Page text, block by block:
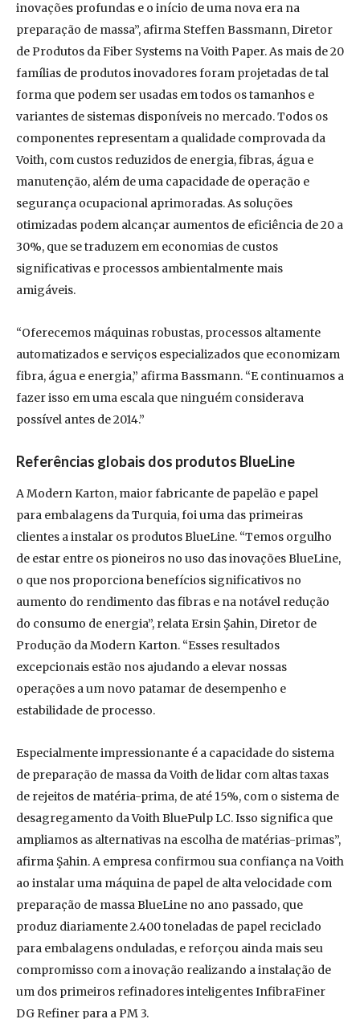
inovações profundas e o início de uma nova era na
preparação de massa”, afirma Steffen Bassmann, Diretor
de Produtos da Fiber Systems na Voith Paper. As mais de 20
famílias de produtos inovadores foram projetadas de tal
forma que podem ser usadas em todos os tamanhos e
variantes de sistemas disponíveis no mercado. Todos os
componentes representam a qualidade comprovada da
Voith, com custos reduzidos de energia, fibras, água e
manutenção, além de uma capacidade de operação e
segurança ocupacional aprimoradas. As soluções
otimizadas podem alcançar aumentos de eficiência de 20 a
30%, que se traduzem em economias de custos
significativas e processos ambientalmente mais
amigáveis.
“Oferecemos máquinas robustas, processos altamente
automatizados e serviços especializados que economizam
fibra, água e energia,” afirma Bassmann. “E continuamos a
fazer isso em uma escala que ninguém considerava
possível antes de 2014.”
Referências globais dos produtos BlueLine
A Modern Karton, maior fabricante de papelão e papel
para embalagens da Turquia, foi uma das primeiras
clientes a instalar os produtos BlueLine. “Temos orgulho
de estar entre os pioneiros no uso das inovações BlueLine,
o que nos proporciona benefícios significativos no
aumento do rendimento das fibras e na notável redução
do consumo de energia”, relata Ersin Şahin, Diretor de
Produção da Modern Karton. “Esses resultados
excepcionais estão nos ajudando a elevar nossas
operações a um novo patamar de desempenho e
estabilidade de processo.
Especialmente impressionante é a capacidade do sistema
de preparação de massa da Voith de lidar com altas taxas
de rejeitos de matéria-prima, de até 15%, com o sistema de
desagregamento da Voith BluePulp LC. Isso significa que
ampliamos as alternativas na escolha de matérias-primas”,
afirma Şahin. A empresa confirmou sua confiança na Voith
ao instalar uma máquina de papel de alta velocidade com
preparação de massa BlueLine no ano passado, que
produz diariamente 2.400 toneladas de papel reciclado
para embalagens onduladas, e reforçou ainda mais seu
compromisso com a inovação realizando a instalação de
um dos primeiros refinadores inteligentes InfibraFiner
DG Refiner para a PM 3.